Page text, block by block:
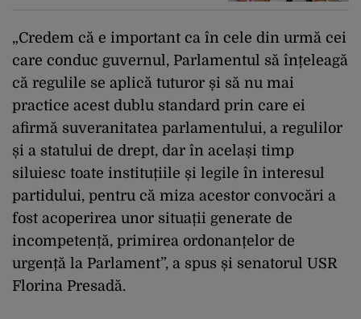
„Credem că e important ca în cele din urmă cei
care conduc guvernul, Parlamentul să înțeleagă
că regulile se aplică tuturor și să nu mai
practice acest dublu standard prin care ei
afirmă suveranitatea parlamentului, a regulilor
și a statului de drept, dar în același timp
siluiesc toate instituțiile și legile în interesul
partidului, pentru că miza acestor convocări a
fost acoperirea unor situații generate de
incompetență, primirea ordonanțelor de
urgență la Parlament”, a spus și senatorul USR
Florina Presadă.